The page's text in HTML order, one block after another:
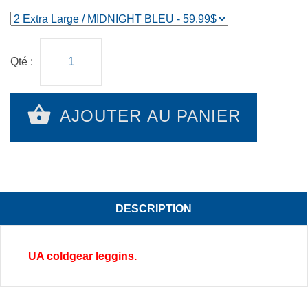
Qté :
AJOUTER AU PANIER
DESCRIPTION
UA coldgear leggins.